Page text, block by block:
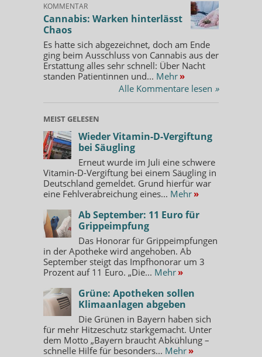
KOMMENTAR
Cannabis: Warken hinterlässt
Chaos
Es hatte sich abgezeichnet, doch am Ende
ging beim Ausschluss von Cannabis aus der
Erstattung alles sehr schnell: Über Nacht
standen Patientinnen und... Mehr »
Alle Kommentare lesen »
MEIST GELESEN
Wieder Vitamin-D-Vergiftung
bei Säugling
Erneut wurde im Juli eine schwere
Vitamin-D-Vergiftung bei einem Säugling in
Deutschland gemeldet. Grund hierfür war
eine Fehlverabreichung eines... Mehr »
Ab September: 11 Euro für
Grippeimpfung
Das Honorar für Grippeimpfungen
in der Apotheke wird angehoben. Ab
September steigt das Impfhonorar um 3
Prozent auf 11 Euro. „Die... Mehr »
Grüne: Apotheken sollen
Klimaanlagen abgeben
Die Grünen in Bayern haben sich
für mehr Hitzeschutz starkgemacht. Unter
dem Motto „Bayern braucht Abkühlung –
schnelle Hilfe für besonders... Mehr »